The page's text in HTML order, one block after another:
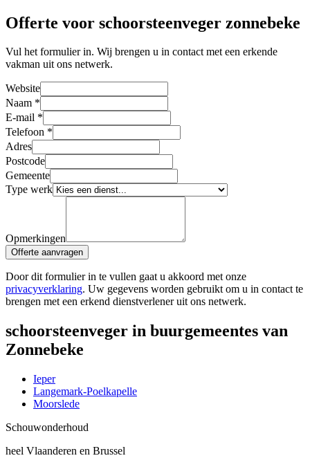
Offerte voor schoorsteenveger zonnebeke
Vul het formulier in. Wij brengen u in contact met een erkende
vakman uit ons netwerk.
Website
Naam *
E-mail *
Telefoon *
Adres
Postcode
Gemeente
Type werk
Opmerkingen
Offerte aanvragen
Door dit formulier in te vullen gaat u akkoord met onze
privacyverklaring. Uw gegevens worden gebruikt om u in contact te
brengen met een erkend dienstverlener uit ons netwerk.
schoorsteenveger in buurgemeentes van
Zonnebeke
Ieper
Langemark-Poelkapelle
Moorslede
Schouwonderhoud
heel Vlaanderen en Brussel